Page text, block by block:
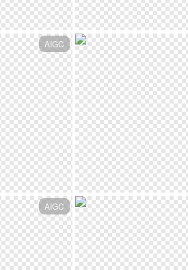
AIGC
AIGC